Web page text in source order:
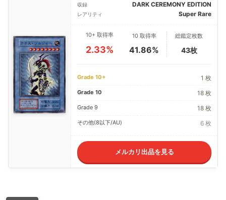
収録 DARK CEREMONY EDITION
レアリティ Super Rare
10+ 取得率
2.33%
10 取得率
41.86%
総鑑定枚数
43枚
Grade 10+ 1 枚
Grade 10 18 枚
Grade 9 18 枚
その他(8以下/AU) 6 枚
メルカリ出品を見る